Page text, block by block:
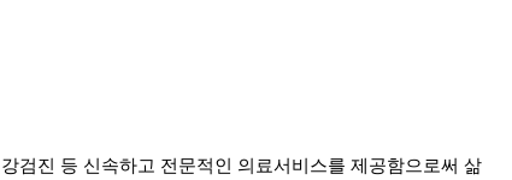
검진 등 신속하고 전문적인 의료서비스를 제공함으로써 삶